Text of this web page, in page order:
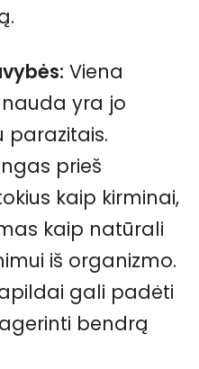
Viena
yra jo
parazitais.
prieš
kaip kirminai,
kaip natūrali
iš organizmo.
gali padėti
bendrą